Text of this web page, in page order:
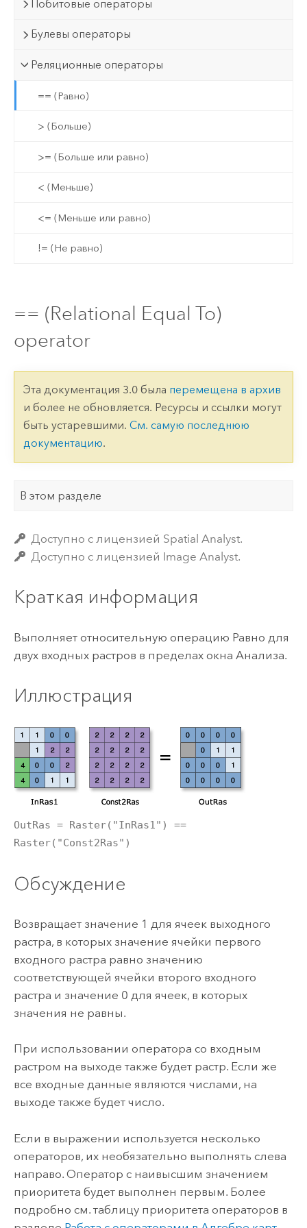
Побитовые операторы
Булевы операторы
Реляционные операторы
== (Равно)
> (Больше)
>= (Больше или равно)
< (Меньше)
<= (Меньше или равно)
!= (Не равно)
== (Relational Equal To)
operator
Эта документация 3.0 была перемещена в архив
и более не обновляется. Ресурсы и ссылки могут
быть устаревшими. См. самую последнюю
документацию.
В этом разделе
Доступно с лицензией Spatial Analyst.
Доступно с лицензией Image Analyst.
Краткая информация
Выполняет относительную операцию Равно для
двух входных растров в пределах окна Анализа.
Иллюстрация
OutRas = Raster("InRas1") ==
Raster("Const2Ras")
Обсуждение
Возвращает значение 1 для ячеек выходного
растра, в которых значение ячейки первого
входного растра равно значению
соответствующей ячейки второго входного
растра и значение 0 для ячеек, в которых
значения не равны.
При использовании оператора со входным
растром на выходе также будет растр. Если же
все входные данные являются числами, на
выходе также будет число.
Если в выражении используется несколько
операторов, их необязательно выполнять слева
направо. Оператор с наивысшим значением
приоритета будет выполнен первым. Более
подробно см. таблицу приоритета операторов в